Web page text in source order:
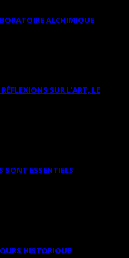
ALCHIMIQUE
SUR L’ART, LE
SONT ESSENTIELS
HISTORIQUE